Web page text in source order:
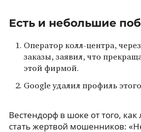
Есть и небольшие
Оператор колл-центра,
заказы, заявил, что
этой фирмой.
Google удалил профиль
Вестендорф в шоке от того,
стать жертвой мошенников: